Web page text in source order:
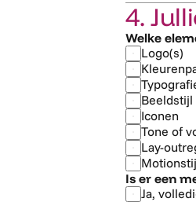
4.
Welke
Logo(s)
Iconen
Tone of
Lay-
Is er een
Ja,